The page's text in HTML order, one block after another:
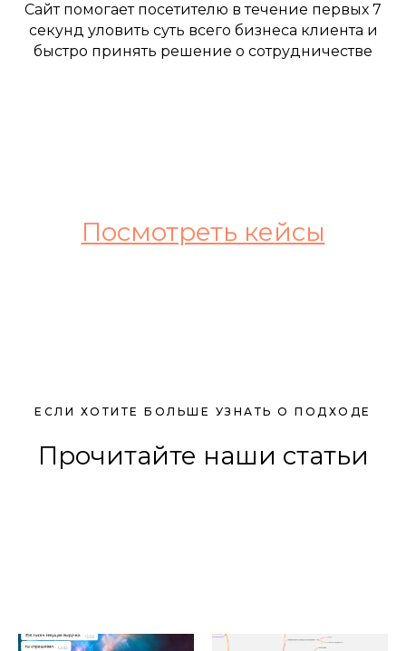
Сайт помогает посетителю в течение первых 7
секунд уловить суть всего бизнеса клиента и
быстро принять решение о сотрудничестве
Посмотреть кейсы
ЕСЛИ ХОТИТЕ БОЛЬШЕ УЗНАТЬ О ПОДХОДЕ
Прочитайте наши статьи